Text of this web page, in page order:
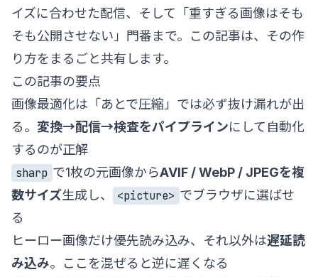
イズに合わせた配信、そして「重すぎる画像はそも
そも公開させない」門番まで。この記事は、その作
り方をまるごと共有します。
この記事の要点
画像最適化は「あとで圧縮」では必ず抜け漏れが出
る。 変換→配信→検査をパイプラインにして自動化
するのが正解
sharp で1枚の元画像からAVIF / WebP / JPEGを複
数サイズ生成し、 <picture> でブラウザに選ばせ
る
ヒーロー画像だけ優先読み込み、それ以外は遅延読
み込み。ここを混ぜると逆に遅くなる